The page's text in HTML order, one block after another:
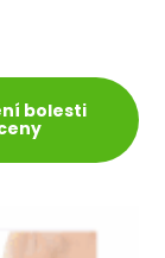
bolesti